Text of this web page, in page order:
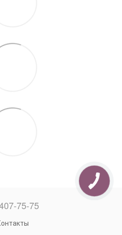
75-75